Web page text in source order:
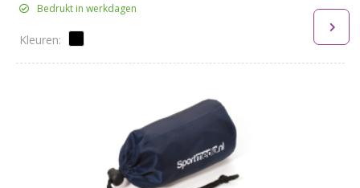
Bedrukt in werkdagen